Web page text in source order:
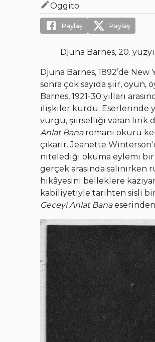
Oggito
Paylaş Paylaş
Djuna Barnes, 20.
Djuna Barnes, 1892’de
sonra çok sayıda şiir, oyun,
Barnes, 1921-30 yılları
ilişkiler kurdu. Eserlerinde
vurgu, şiirselliği varan lirik
Anlat Bana romanı okuru
çıkarır. Jeanette
nitelediği okuma eylemi bir
gerçek arasında
hikâyesini belleklere
kabiliyetiyle tarihten sisli bir
Geceyi Anlat Banaeserinden